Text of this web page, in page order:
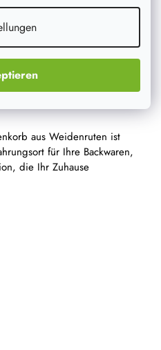
aus Weidenruten ist
für Ihre Backwaren,
die Ihr Zuhause